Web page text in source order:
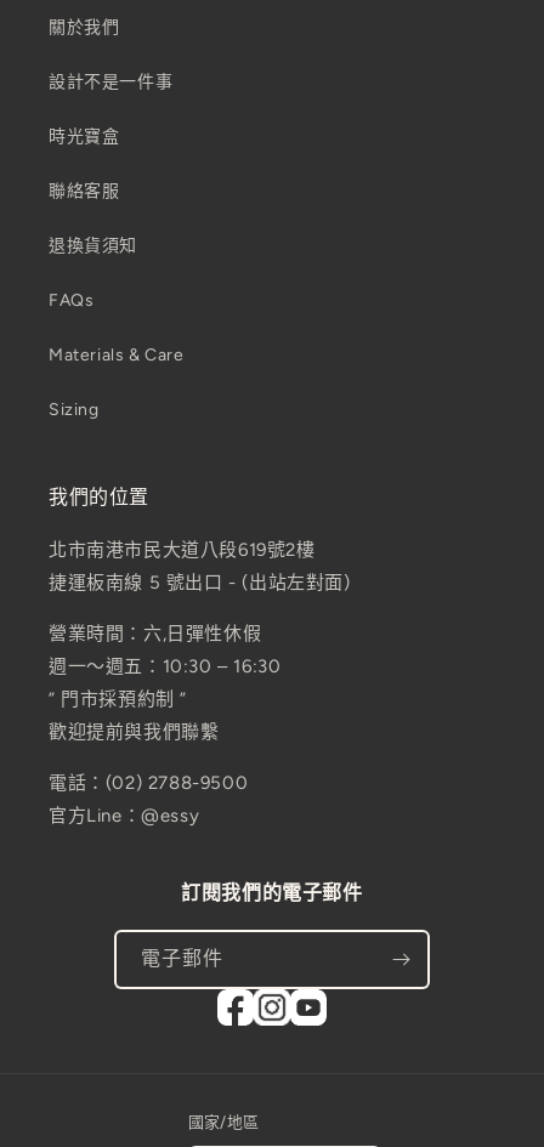
關於我們
設計不是一件事
時光寶盒
聯絡客服
退換貨須知
FAQs
Materials & Care
Sizing
我們的位置
北市南港市民大道八段619號2樓
捷運板南線 5 號出口 - (出站左對面)
營業時間：六,日彈性休假
週一～週五：10:30 – 16:30
” 門市採預約制 ”
歡迎提前與我們聯繫
電話：(02) 2788-9500
官方Line：@essy
訂閱我們的電子郵件
電子郵件
國家/地區